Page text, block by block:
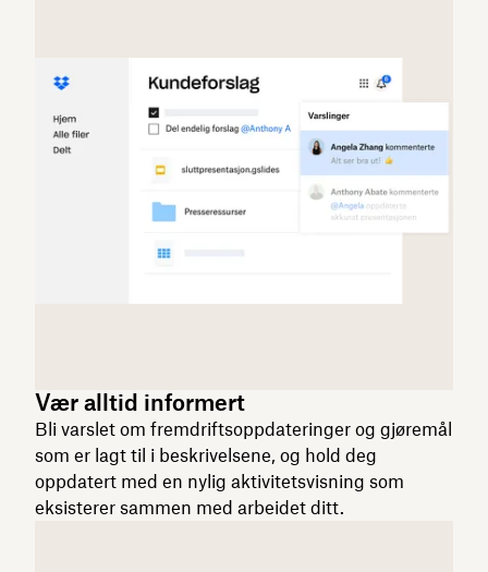
Vær alltid informert
Bli varslet om fremdriftsoppdateringer og gjøremål
som er lagt til i beskrivelsene, og hold deg
oppdatert med en nylig aktivitetsvisning som
eksisterer sammen med arbeidet ditt.